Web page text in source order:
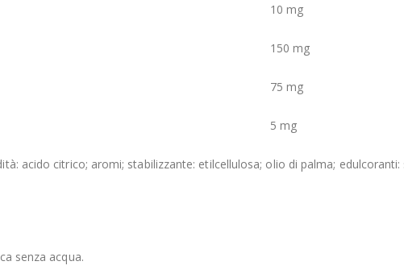
10 mg
150 mg
75 mg
5 mg
acido citrico; aromi; stabilizzante: etilcellulosa; olio di palma; edulcoranti:
senza acqua.